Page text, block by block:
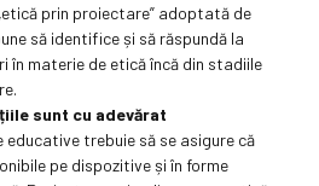
prin proiectare” adoptată de
să identifice și să răspundă la
în materie de etică încă din stadiile
sunt cu adevărat
educative trebuie să se asigure că
pe dispozitive și în forme